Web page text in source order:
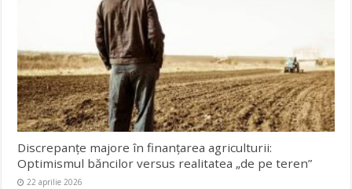
Discrepanțe majore în finanțarea agriculturii:
Optimismul băncilor versus realitatea „de pe teren”
22 aprilie 2026